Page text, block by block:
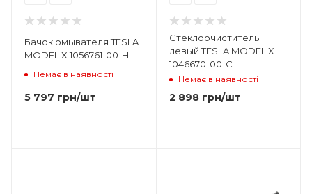
Бачок омывателя TESLA
MODEL X 1056761-00-H
Немає в наявності
5 797 грн/шт
Стеклоочиститель
левый TESLA MODEL X
1046670-00-C
Немає в наявності
2 898грн/шт